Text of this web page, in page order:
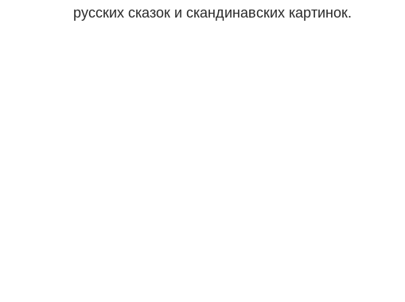
русских сказок и скандинавских картинок.